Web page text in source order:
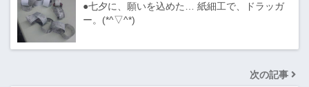
●七夕に、願いを込めた… 紙細工で、ドラッガ
ー。(*^▽^*)
次の記事